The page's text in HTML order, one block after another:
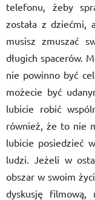
telefonu, żeby
została z dziećmi,
musisz zmuszać
długich spacerów.
nie powinno być
możecie być
lubicie robić
również, że to nie
lubicie posiedzieć
ludzi. Jeżeli w
obszar w swoim
dyskusję filmową,